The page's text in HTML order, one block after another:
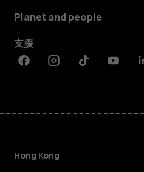
Planet and people
支援
FacebookInstagramTiktok
Hong Kong